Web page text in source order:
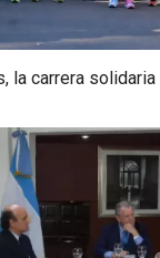
la carrera